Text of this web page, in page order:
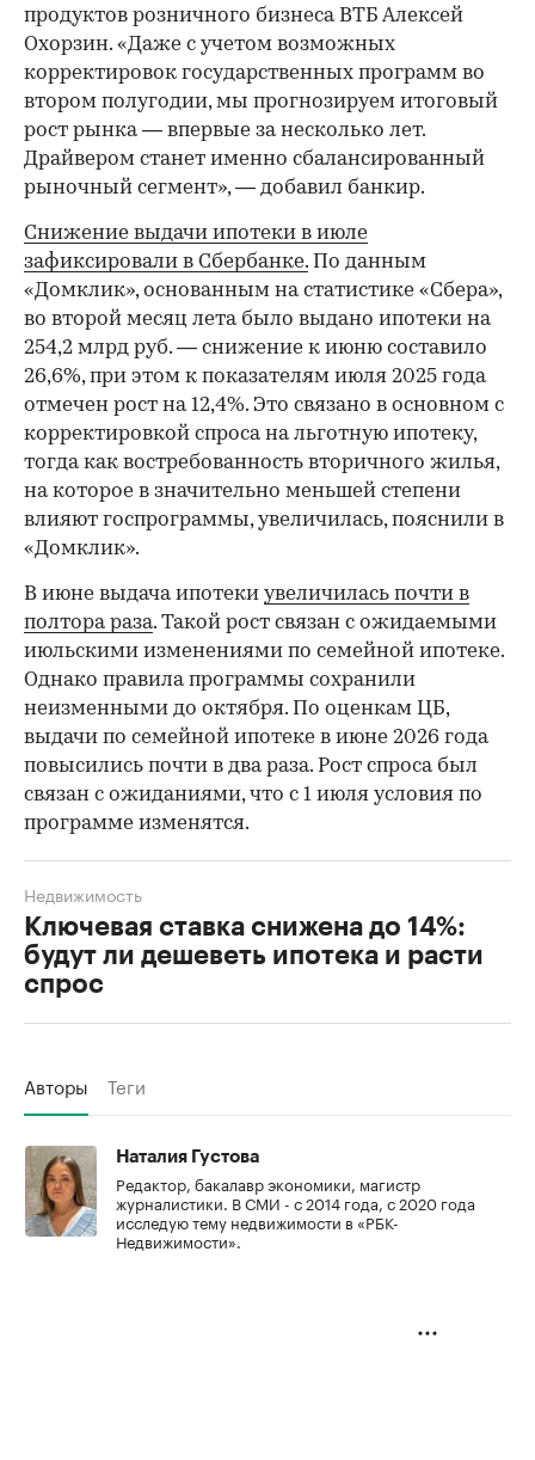
продуктов розничного бизнеса ВТБ Алексей
Охорзин. «Даже с учетом возможных
корректировок государственных программ во
втором полугодии, мы прогнозируем итоговый
рост рынка — впервые за несколько лет.
Драйвером станет именно сбалансированный
рыночный сегмент», — добавил банкир.
Снижение выдачи ипотеки в июле
зафиксировали в Сбербанке. По данным
«Домклик», основанным на статистике «Сбера»,
во второй месяц лета было выдано ипотеки на
254,2 млрд руб. — снижение к июню составило
26,6%, при этом к показателям июля 2025 года
отмечен рост на 12,4%. Это связано в основном с
корректировкой спроса на льготную ипотеку,
тогда как востребованность вторичного жилья,
на которое в значительно меньшей степени
влияют госпрограммы, увеличилась, пояснили в
«Домклик».
В июне выдача ипотеки увеличилась почти в
полтора раза. Такой рост связан с ожидаемыми
июльскими изменениями по семейной ипотеке.
Однако правила программы сохранили
неизменными до октября. По оценкам ЦБ,
выдачи по семейной ипотеке в июне 2026 года
повысились почти в два раза. Рост спроса был
связан с ожиданиями, что с 1 июля условия по
программе изменятся.
Ключевая ставка снижена до 14%:
будут ли дешеветь ипотека и расти
спрос
Недвижимость
Авторы Теги
Наталия Густова
Редактор, бакалавр экономики, магистр
журналистики. В СМИ - с 2014 года, с 2020 года
исследую тему недвижимости в «РБК-
Недвижимости».